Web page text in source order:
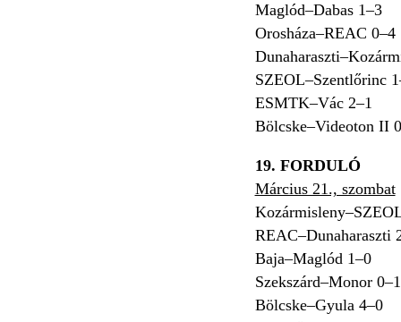
Maglód–Dabas 1–3
Orosháza–REAC 0–4
SZEOL–Szentlőrinc
ESMTK–Vác 2–1
Bölcske–Videoton II
19. FORDULÓ
Március 21., szombat
REAC–Dunaharaszti
Baja–Maglód 1–0
Szekszárd–Monor 0–1
Bölcske–Gyula 4–0